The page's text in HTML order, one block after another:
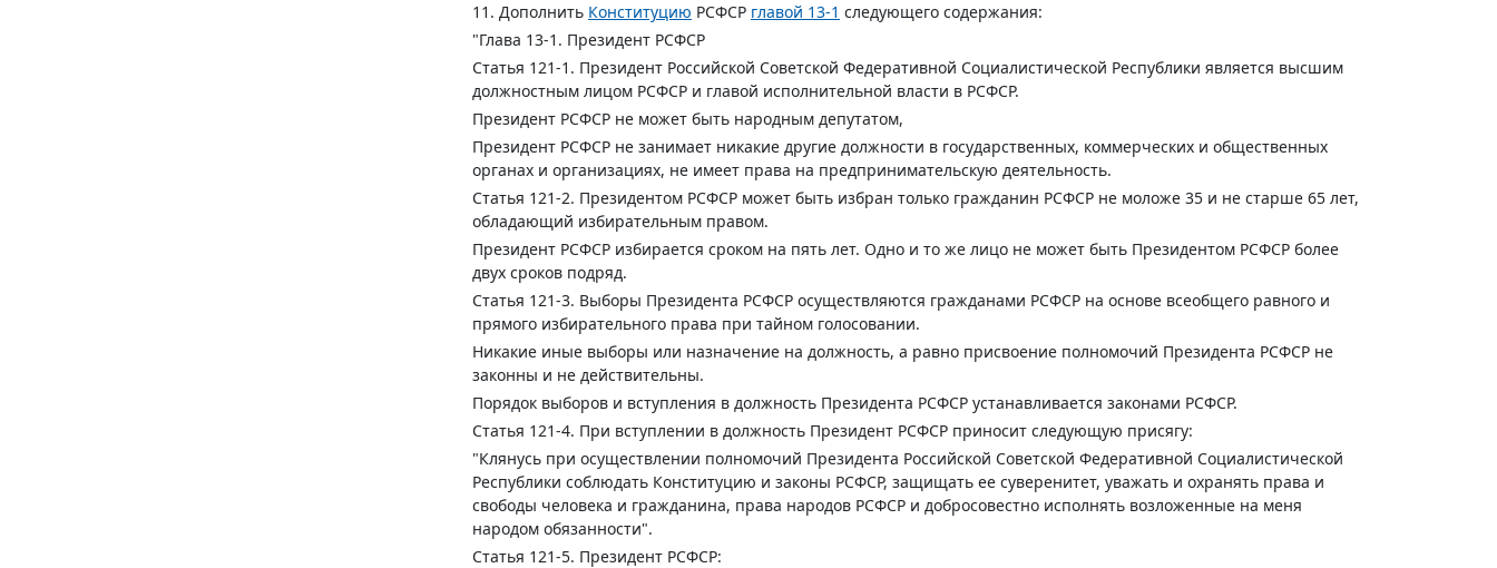
11. Дополнить Конституцию РСФСР главой 13-1 следующего содержания:
"Глава 13-1. Президент РСФСР
Статья 121-1. Президент Российской Советской Федеративной Социалистической Республики является высшим
должностным лицом РСФСР и главой исполнительной власти в РСФСР.
Президент РСФСР не может быть народным депутатом,
Президент РСФСР не занимает никакие другие должности в государственных, коммерческих и общественных
органах и организациях, не имеет права на предпринимательскую деятельность.
Статья 121-2. Президентом РСФСР может быть избран только гражданин РСФСР не моложе 35 и не старше 65 лет,
обладающий избирательным правом.
Президент РСФСР избирается сроком на пять лет. Одно и то же лицо не может быть Президентом РСФСР более
двух сроков подряд.
Статья 121-3. Выборы Президента РСФСР осуществляются гражданами РСФСР на основе всеобщего равного и
прямого избирательного права при тайном голосовании.
Никакие иные выборы или назначение на должность, а равно присвоение полномочий Президента РСФСР не
законны и не действительны.
Порядок выборов и вступления в должность Президента РСФСР устанавливается законами РСФСР.
Статья 121-4. При вступлении в должность Президент РСФСР приносит следующую присягу:
"Клянусь при осуществлении полномочий Президента Российской Советской Федеративной Социалистической
Республики соблюдать Конституцию и законы РСФСР, защищать ее суверенитет, уважать и охранять права и
свободы человека и гражданина, права народов РСФСР и добросовестно исполнять возложенные на меня
народом обязанности".
Статья 121-5. Президент РСФСР: